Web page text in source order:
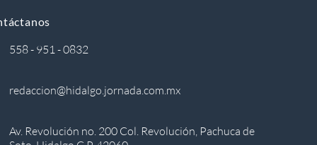
558 - 951 - 0832
redaccion@hidalgo.jornada.com.mx
Av. Revolución no. 200 Col. Revolución, Pachuca de